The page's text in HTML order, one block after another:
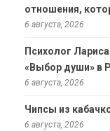
отношения,
6 августа, 2026
Психолог
«Выбор души» в
6 августа, 2026
Чипсы из
6 августа, 2026